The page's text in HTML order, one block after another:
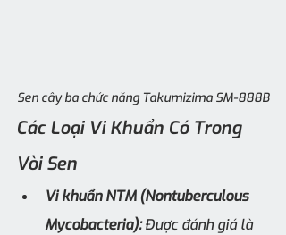
Sen cây ba chức năng Takumizima SM-888B
Các Loại Vi Khuẩn Có Trong
Vòi Sen
Vi khuẩn NTM (Nontuberculous
Mycobacteria): Được đánh giá là